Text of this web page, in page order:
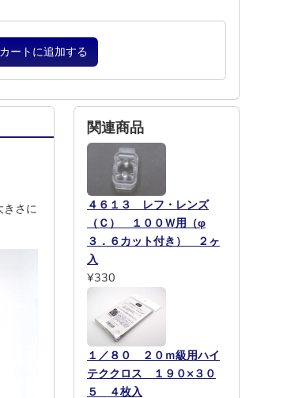
ートに追加する
さに
関連商品
４６１３ レフ・レンズ
（Ｃ） １００Ｗ用（φ
３．６カット付き） ２ヶ
入
¥330
１／８０ ２０ｍ級用ハイ
テククロス １９０×３０
５ ４枚入